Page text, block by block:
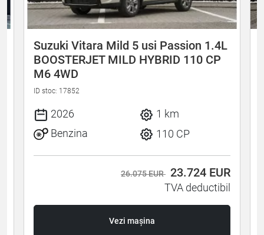
Suzuki Vitara Mild 5 usi Passion 1.4L
BOOSTERJET MILD HYBRID 110 CP
M6 4WD
ID stoc: 17852
2026
1 km
Benzina
110 CP
26.075 EUR 23.724 EUR
TVA deductibil
Vezi mașina